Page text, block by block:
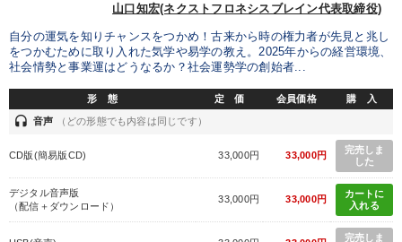
最新トレンドと時代の潮流を押さえる
集２タイトル
売上直結の営業力や販売力を獲得する 経済・景気・相場予測
山口知宏(ネクストフロネシスブレイン代表取締役)
自分の運気を知りチャンスをつかめ！古来から時の権力者が先見と兆し
をつかむために取り入れた気学や易学の教え。2025年からの経営環境、
社会情勢と事業運はどうなるか？社会運勢学の創始者...
形 態 定 価 会員価格 購 入
headset 音声 （どの形態でも内容は同じです）
CD版(簡易版CD) 33,000円 33,000円
完売しま
した
デジタル音声版
（配信＋ダウンロード）
33,000円 33,000円
カートに
入れる
完売しま